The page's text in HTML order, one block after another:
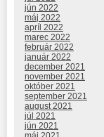
jún 2022
máj 2022
apríl 2022
marec 2022
február 2022
január 2022
december 2021
november 2021
október 2021
september 2021
august 2021
júl 2021
jún 2021